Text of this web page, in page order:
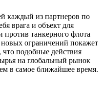
каждый из партнеров по
врага и объект для
против танкерного флота
ограничений покажет
что подобные действия
на глобальный рынок
в самое ближайшее время.